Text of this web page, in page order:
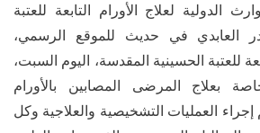
الدولية لعلاج الأورام التابعة للعتبة
العابدي في حديث للموقع الرسمي،
للعتبة الحسينية المقدسة، اليوم السبت،
بعلاج المرضى المصابين بالأورام
العمليات التشخيصية والعلاجية وكل